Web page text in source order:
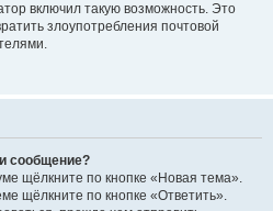
включил такую возможность. Это
злоупотребления почтовой
сообщение?
щёлкните по кнопке «Новая тема».
щёлкните по кнопке «Ответить».